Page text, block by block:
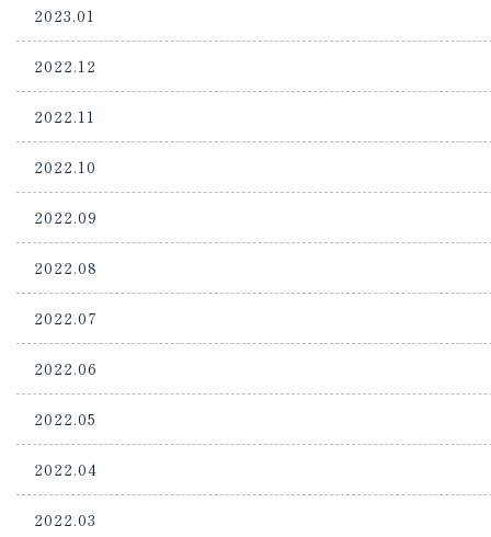
2023.01
2022.12
2022.11
2022.10
2022.09
2022.08
2022.07
2022.06
2022.05
2022.04
2022.03